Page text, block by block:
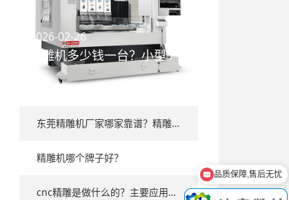
2026-02-26
精雕机多少钱一台？小型 / 高精度精雕机价格
东莞精雕机厂家哪家靠谱？精雕机哪里买？
精雕机哪个牌子好？
cnc精雕是做什么的？主要应用在哪些场景？ 厂家直销，价格实惠
品质保障,售后无忧